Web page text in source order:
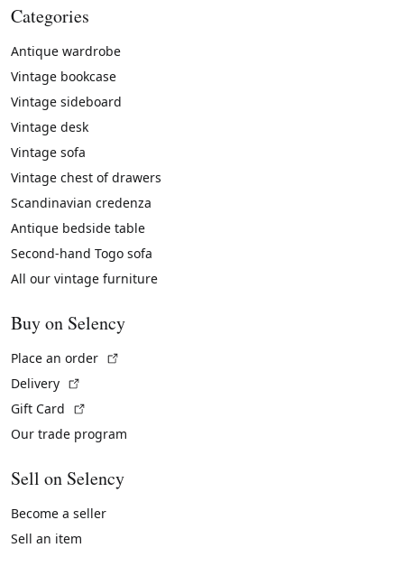
Categories
Antique wardrobe
Vintage bookcase
Vintage sideboard
Vintage desk
Vintage sofa
Vintage chest of drawers
Scandinavian credenza
Antique bedside table
Second-hand Togo sofa
All our vintage furniture
Buy on Selency
Place an order
Delivery
Gift Card
Our trade program
Sell on Selency
Become a seller
Sell an item